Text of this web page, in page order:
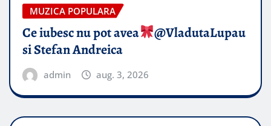
MUZICA POPULARA
Ce iubesc nu pot avea
​@VladutaLupau
si Stefan Andreica
admin aug. 3, 2026